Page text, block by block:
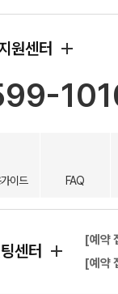
원센터
이드 FAQ
센터
[예약
[예약